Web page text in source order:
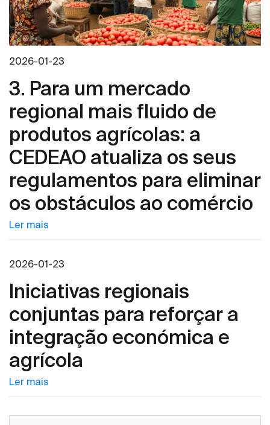
2026-01-23
3. Para um mercado
regional mais fluido de
produtos agrícolas: a
CEDEAO atualiza os seus
regulamentos para eliminar
os obstáculos ao comércio
Ler mais
2026-01-23
Iniciativas regionais
conjuntas para reforçar a
integração económica e
agrícola
Ler mais